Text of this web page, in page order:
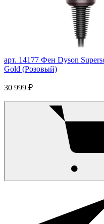
арт. 14177 Фен Dyson
Gold (Розовый)
30 999 ₽